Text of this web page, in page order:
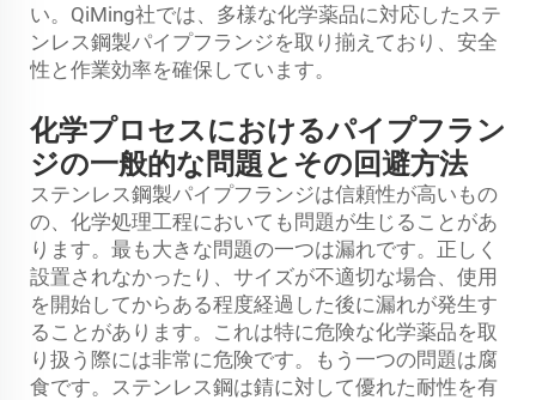
い。QiMing社では、多様な化学薬品に対応したステ
ンレス鋼製パイプフランジを取り揃えており、安全
性と作業効率を確保しています。
化学プロセスにおけるパイプフラン
ジの一般的な問題とその回避方法
ステンレス鋼製パイプフランジは信頼性が高いもの
の、化学処理工程においても問題が生じることがあ
ります。最も大きな問題の一つは漏れです。正しく
設置されなかったり、サイズが不適切な場合、使用
を開始してからある程度経過した後に漏れが発生す
ることがあります。これは特に危険な化学薬品を取
り扱う際には非常に危険です。もう一つの問題は腐
食です。ステンレス鋼は錆に対して優れた耐性を有